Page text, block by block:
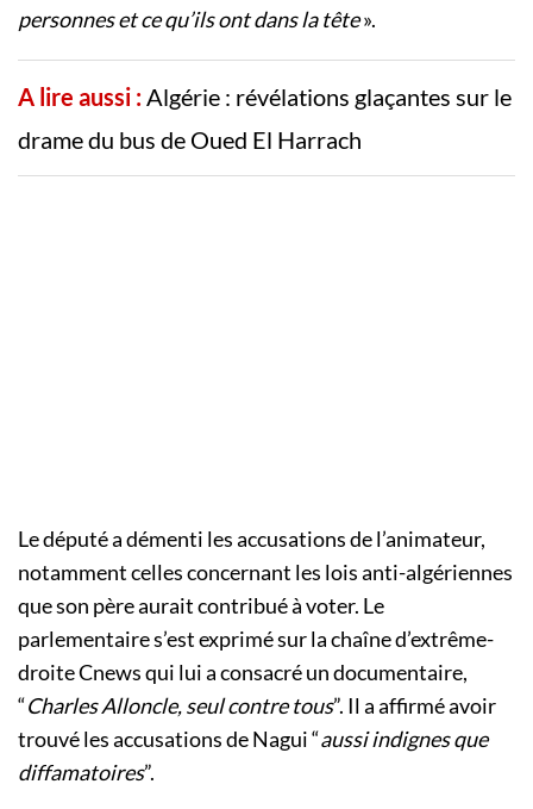
personnes et ce qu’ils ont dans la tête».
A lire aussi : Algérie : révélations glaçantes sur le
drame du bus de Oued El Harrach
Le député a démenti les accusations de l’animateur,
notamment celles concernant les lois anti-algériennes
que son père aurait contribué à voter. Le
parlementaire s’est exprimé sur la chaîne d’extrême-
droite Cnews qui lui a consacré un documentaire,
“Charles Alloncle, seul contre tous”. Il a affirmé avoir
trouvé les accusations de Nagui “aussi indignes que
diffamatoires”.